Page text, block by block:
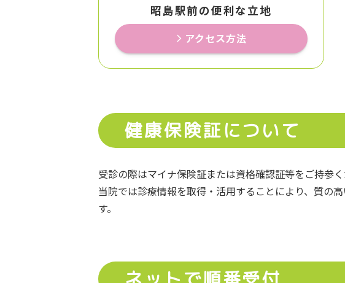
昭島駅前の便利な立地
アクセス方法
健康保険証について
受診の際はマイナ保険証または資格確認証等をご持参く
当院では診療情報を取得・活用することにより、質の
す。